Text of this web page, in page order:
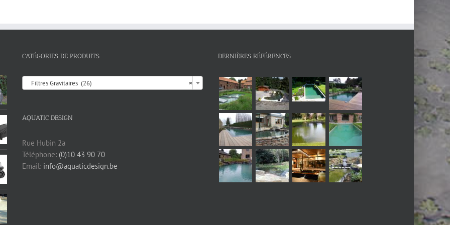
CATÉGORIES DE PRODUITS
×
Filtres Gravitaires (26)
AQUATIC DESIGN
Rue Hubin 2a
Téléphone: (0)10 43 90 70
Email: info@aquaticdesign.be
DERNIÈRES RÉFÉRENCES